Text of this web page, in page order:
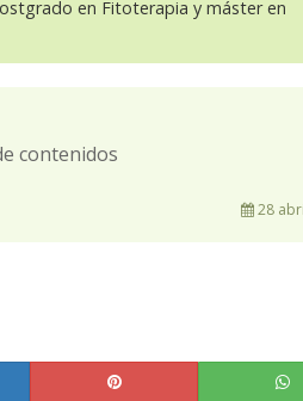
en Fitoterapia y máster en
contenidos
28